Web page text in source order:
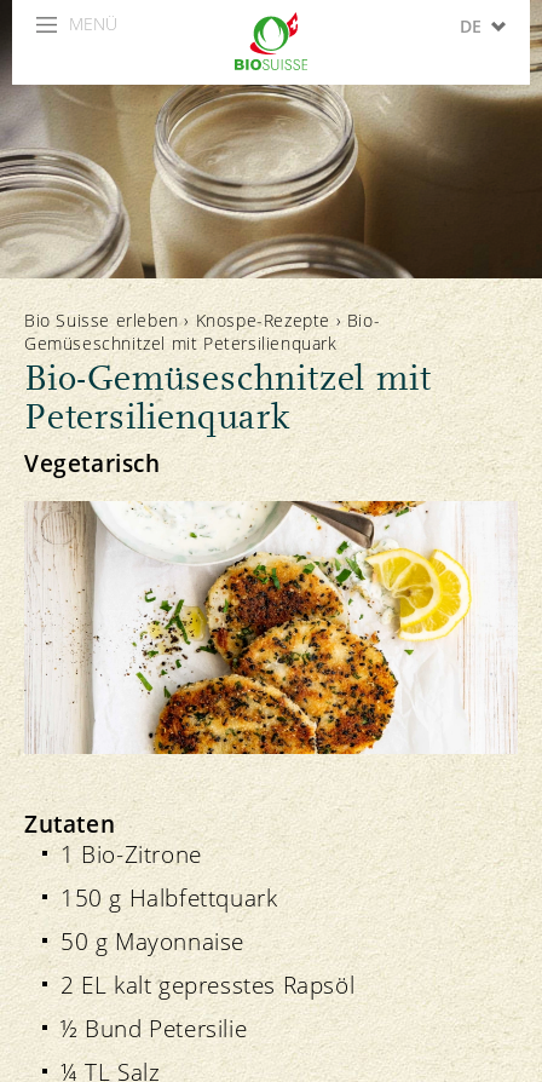
MENÜ DE
ES
Bio Suisse erleben› Knospe-Rezepte› Bio-
Gemüseschnitzel mit Petersilienquark
Bio-Gemüseschnitzel mit
Petersilienquark
Vegetarisch
Zutaten
1 Bio-Zitrone
150 g Halbfettquark
50 g Mayonnaise
2 EL kalt gepresstes Rapsöl
½ Bund Petersilie
¼ TL Salz